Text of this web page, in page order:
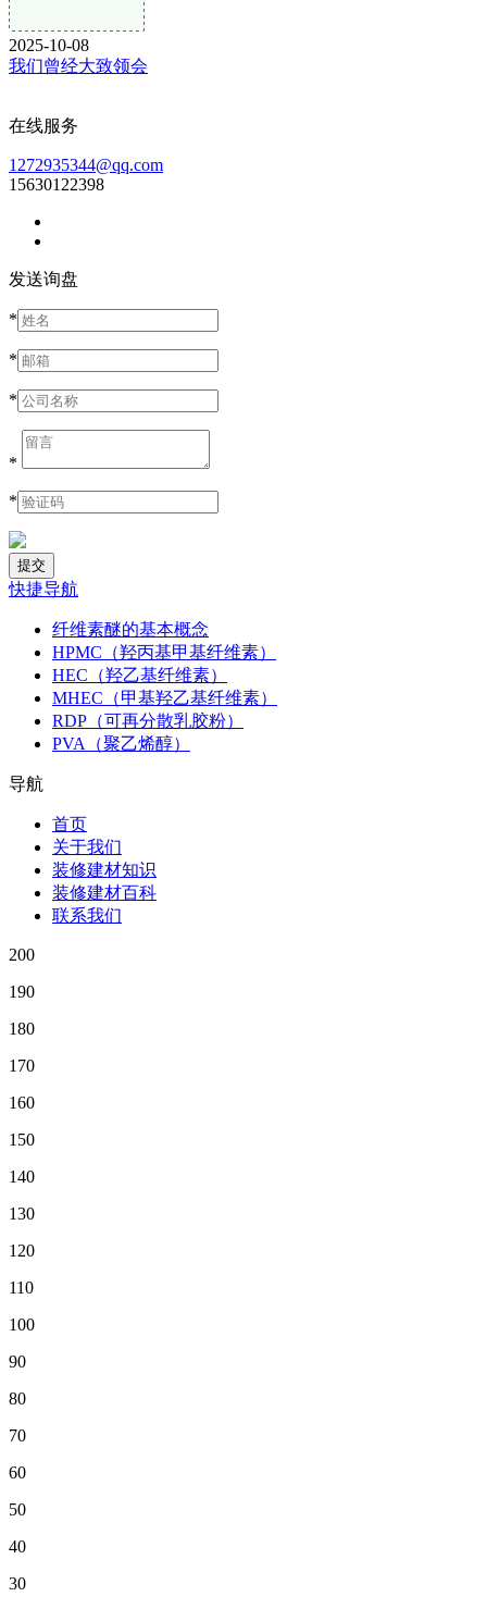
2025-10-08
我们曾经大致领会
在线服务
1272935344@qq.com
15630122398
发送询盘
*
*
*
*
*
快捷导航
纤维素醚的基本概念
HPMC（羟丙基甲基纤维素）
HEC（羟乙基纤维素）
MHEC（甲基羟乙基纤维素）
RDP（可再分散乳胶粉）
PVA（聚乙烯醇）
导航
首页
关于我们
装修建材知识
装修建材百科
联系我们
200
190
180
170
160
150
140
130
120
110
100
90
80
70
60
50
40
30